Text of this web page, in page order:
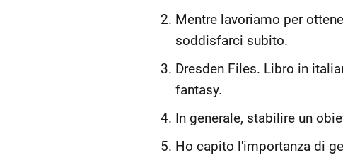
Mentre lavoriamo per
soddisfarci subito.
Dresden Files. Libro in
fantasy.
In generale, stabilire un
Ho capito l'importanza di